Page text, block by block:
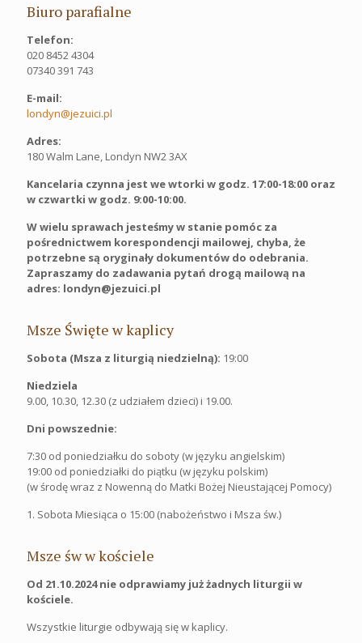
Biuro parafialne
Telefon:
020 8452 4304
07340 391 743
E-mail:
londyn@jezuici.pl
Adres:
180 Walm Lane, Londyn NW2 3AX
Kancelaria czynna jest we wtorki w godz. 17:00-18:00 oraz
w czwartki w godz. 9:00-10:00.
W wielu sprawach jesteśmy w stanie pomóc za
pośrednictwem korespondencji mailowej, chyba, że
potrzebne są oryginały dokumentów do odebrania.
Zapraszamy do zadawania pytań drogą mailową na
adres: londyn@jezuici.pl
Msze Święte w kaplicy
Sobota (Msza z liturgią niedzielną): 19:00
Niedziela
9.00, 10.30, 12.30 (z udziałem dzieci) i 19.00.
Dni powszednie:
7:30 od poniedziałku do soboty (w języku angielskim)
19:00 od poniedziałki do piątku (w języku polskim)
(w środę wraz z Nowenną do Matki Bożej Nieustającej Pomocy)
1. Sobota Miesiąca o 15:00 (nabożeństwo i Msza św.)
Msze św w kościele
Od 21.10.2024 nie odprawiamy już żadnych liturgii w
kościele.
Wszystkie liturgie odbywają się w kaplicy.